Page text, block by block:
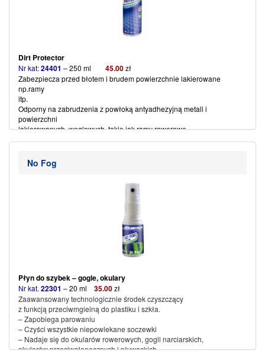
Dirt Protector
Nr kat:24401 –250 ml 45.00zł
Zabezpiecza przed błotem i brudem powierzchnie lakierowane
np.ramy
itp.
Odporny na zabrudzenia z powłoką antyadhezyjną metali i
powierzchni
lakierowanych, węglowych, takie jak ramy rowerowe.
olej.
Ze względu na swoją wyjątkową strukturę, zmniejsza o 80 %
Koniec z męczącym czyszczeniem.
Wystarczy spłukać pozostałości brudu samą wodą.
No Fog
Płyn do szybek – gogle, okulary
Nr kat. 22301 –20 ml 35.00zł
Zaawansowany technologicznie środek czyszczący
z funkcją przeciwmgielną do plastiku i szkła.
– Zapobiega parowaniu
– Czyści wszystkie niepowlekane soczewki
– Nadaje się do okularów rowerowych, gogli narciarskich,
okularów przeciwsłonecznych i pływackich.